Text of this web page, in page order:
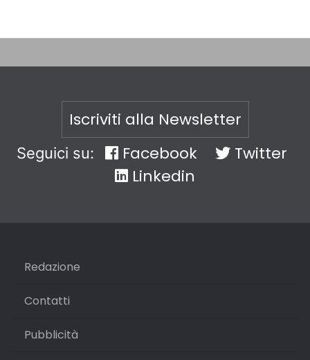
Iscriviti alla Newsletter
Seguici su: Facebook
Twitter
Linkedin
Redazione
Contatti
Pubblicità